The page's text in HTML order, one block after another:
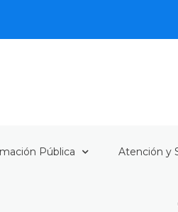
Pública Atención y